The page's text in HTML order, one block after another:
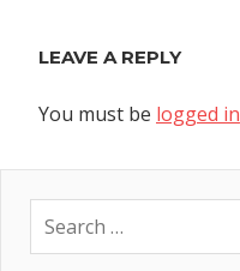
LEAVE A REPLY
You must be logged in